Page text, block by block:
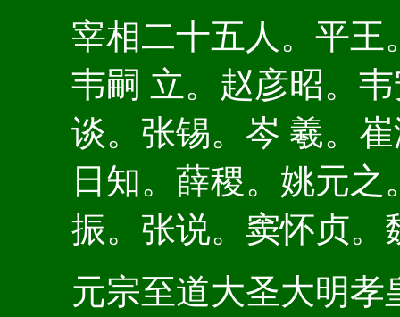
宰相二十五人。平
韦嗣 立。赵彦昭。
谈。张锡。岑 羲。
日知。薛稷。姚元
振。张说。窦怀贞。
元宗至道大圣大明孝